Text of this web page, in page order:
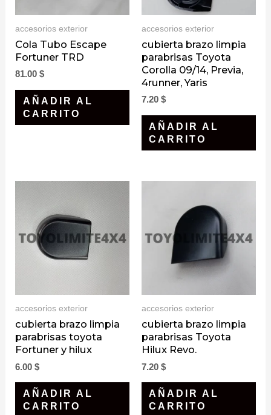
accesorios exterior
Cola Tubo Escape
Fortuner TRD
81.00$
AÑADIR AL
CARRITO
accesorios exterior
cubierta brazo limpia
parabrisas Toyota
Corolla 09/14, Previa,
4runner, Yaris
7.20 $
AÑADIR AL
CARRITO
accesorios exterior
cubierta brazo limpia
parabrisas toyota
Fortuner y hilux
6.00$
AÑADIR AL
CARRITO
accesorios exterior
cubierta brazo limpia
parabrisas Toyota
Hilux Revo.
7.20 $
AÑADIR AL
CARRITO